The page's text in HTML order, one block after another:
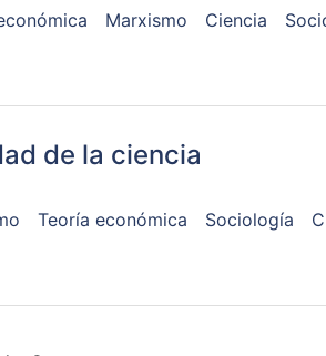
Marxismo Ciencia
de la ciencia
Teoría económica Sociología